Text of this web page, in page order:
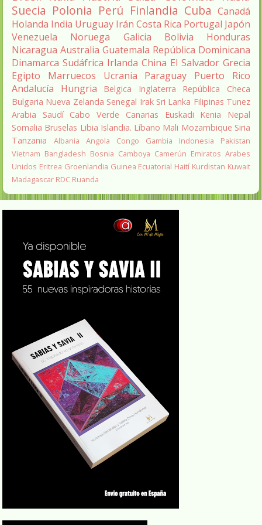
Suecia Polonia Perú Finlandia Cuba Canadá
Holanda India Uruguay Irán Costa Rica Portugal Japón
Venezuela
Noruega Galicia Bolivia
Honduras
Nicaragua Australia Guatemala República Dominicana
Dinamarca Sudáfrica Irlanda China El Salvador Grecia
Egipto
Marruecos Ucrania Paraguay
Puerto Rico
Andalucía
Hungria Belgica Inglaterra
República Checa
Bulgaria Nueva Zelanda Senegal Irak Sri Lanka Filipinas Tunez
Arabia Saudí Cabo Verde Canarias Euskadi Kenia
Nepal
Somalia Bruselas Libia Islandia. Líbano Mali Mozambique Siria
Tanzania
Albania Angola Congo Gambia Indonesia
Pakistan
Vietnam Bangladesh Bosnia Camboya Camerún Emiratos Arabes
Unidos Eritrea Groenlandia Guinea Ecuatorial Haití Kurdistan Kuwait
Madagascar RDC Ruanda